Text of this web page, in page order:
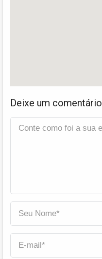
Deixe um comentário